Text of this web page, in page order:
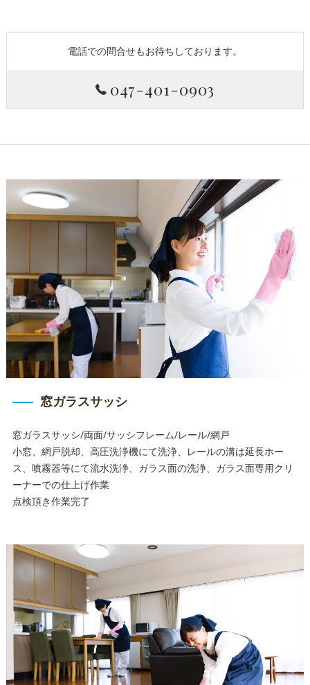
電話での問合せもお待ちしております。
047-401-0903
窓ガラスサッシ
窓ガラスサッシ/両面/サッシフレーム/レール/網戸
小窓、網戸脱却、高圧洗浄機にて洗浄、レールの溝は延長ホー
ス、噴霧器等にて流水洗浄、ガラス面の洗浄、ガラス面専用クリ
ーナーでの仕上げ作業
点検頂き作業完了